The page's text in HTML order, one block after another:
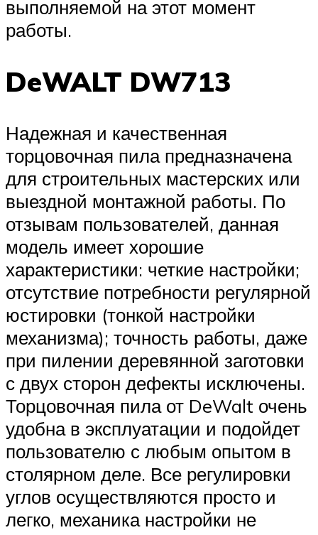
выполняемой на этот момент
работы.
DeWALT DW713
Надежная и качественная
торцовочная пила предназначена
для строительных мастерских или
выездной монтажной работы. По
отзывам пользователей, данная
модель имеет хорошие
характеристики: четкие настройки;
отсутствие потребности регулярной
юстировки (тонкой настройки
механизма); точность работы, даже
при пилении деревянной заготовки
с двух сторон дефекты исключены.
Торцовочная пила от DeWalt очень
удобна в эксплуатации и подойдет
пользователю с любым опытом в
столярном деле. Все регулировки
углов осуществляются просто и
легко, механика настройки не